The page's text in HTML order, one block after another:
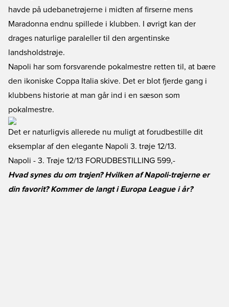
havde på udebanetrøjerne i midten af firserne mens
Maradonna endnu spillede i klubben. I øvrigt kan der
drages naturlige paraleller til den argentinske
landsholdstrøje.
Napoli har som forsvarende pokalmestre retten til, at bære
den ikoniske Coppa Italia skive. Det er blot fjerde gang i
klubbens historie at man går ind i en sæson som
pokalmestre.
Det er naturligvis allerede nu muligt at forudbestille dit
eksemplar af den elegante Napoli 3. trøje 12/13.
Napoli - 3. Trøje 12/13 FORUDBESTILLING 599,-
Hvad synes du om trøjen? Hvilken af Napoli-trøjerne er
din favorit? Kommer de langt i Europa League i år?